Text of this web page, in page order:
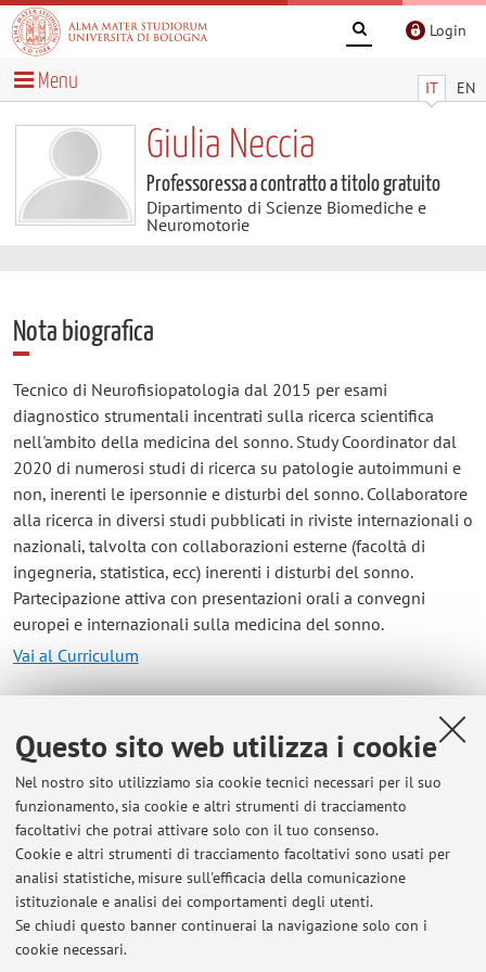
Questo sito web utilizza i cookie
Nel nostro sito utilizziamo sia cookie tecnici necessari per il suo
funzionamento, sia cookie e altri strumenti di tracciamento
facoltativi che potrai attivare solo con il tuo consenso.
Cookie e altri strumenti di tracciamento facoltativi sono usati per
analisi statistiche, misure sull'efficacia della comunicazione
istituzionale e analisi dei comportamenti degli utenti.
Se chiudi questo banner continuerai la navigazione solo con i
cookie necessari.
Login
IT EN
Menu
Giulia Neccia
Professoressa a contratto a titolo gratuito
Dipartimento di Scienze Biomediche e
Neuromotorie
Nota biografica
Tecnico di Neurofisiopatologia dal 2015 per esami
diagnostico strumentali incentrati sulla ricerca scientifica
nell'ambito della medicina del sonno. Study Coordinator dal
2020 di numerosi studi di ricerca su patologie autoimmuni e
non, inerenti le ipersonnie e disturbi del sonno. Collaboratore
alla ricerca in diversi studi pubblicati in riviste internazionali o
nazionali, talvolta con collaborazioni esterne (facoltà di
ingegneria, statistica, ecc) inerenti i disturbi del sonno.
Partecipazione attiva con presentazioni orali a convegni
europei e internazionali sulla medicina del sonno.
Vai al Curriculum
E-mail:
giulia.neccia3@unibo.it
Tel:
+39 051 4966926
Dipartimento di Scienze Biomediche e Neuromotorie
Via Massarenti 9, Bologna -
Vai alla mappa